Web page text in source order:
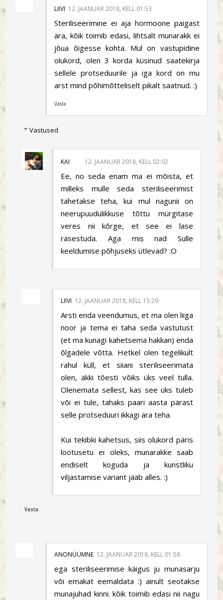
LIIVI 12. JAANUAR 2018, KELL 01:53
Steriliseerimine ei aja hormoone paigast
ära, kõik toimib edasi, lihtsalt munarakk ei
jõua õigesse kohta. Mul on vastupidine
olukord, olen 3 korda küsinud saatekirja
sellele protseduurile ja iga kord on mu
arst mind põhimõtteliselt pikalt saatnud. :)
Vasta
Vastused
KAI 12. JAANUAR 2018, KELL 02:02
Ee, no seda enam ma ei mõista, et
milleks mulle seda steriliseerimist
tahetakse teha, kui mul nagunii on
neerupuudulikkuse tõttu mürgitase
veres nii kõrge, et see ei lase
rasestuda. Aga mis nad Sulle
keeldumise põhjuseks ütlevad? :O
LIIVI 12. JAANUAR 2018, KELL 15:29
Arsti enda veendumus, et ma olen liiga
noor ja tema ei taha seda vastutust
(et ma kunagi kahetsema hakkan) enda
õlgadele võtta. Hetkel olen tegelikult
rahul küll, et siiani steriliseerimata
olen, äkki tõesti võiks üks veel tulla.
Olenemata sellest, kas see üks tuleb
või ei tule, tahaks paari aasta pärast
selle protseduuri ikkagi ära teha.
Kui tekibki kahetsus, siis olukord päris
lootusetu ei oleks, munarakke saab
endiselt koguda ja kunstliku
viljastamise variant jääb alles. :)
Vasta
ANONÜÜMNE 12. JAANUAR 2018, KELL 01:58
ega steriliseerimise käigus ju munasarju
või emakat eemaldata :) ainult seotakse
munajuhad kinni. kõik toimib edasi nii nagu